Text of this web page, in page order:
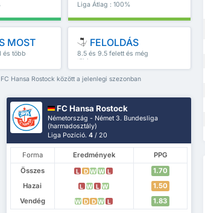
Liga Átlag : 100%
MOST
és több
FELOLDÁS
8.5 és 9.5 felett és még
több
Hansa Rostock között a jelenlegi szezonban
FC Hansa Rostock
Németország - Német 3. Bundesliga
(harmadosztály)
Liga Pozíció.4 / 20
Forma Eredmények
PPG
Összes
L D W W L
1.70
Hazai
L W L W
1.50
Vendég
W D D W L 1.83